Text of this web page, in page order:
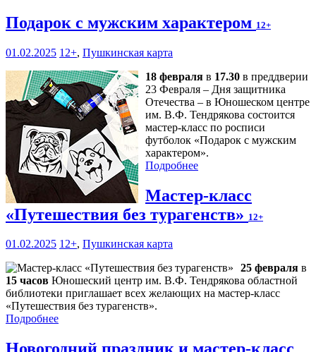
Подарок с мужским характером 12+
01.02.2025 12+, Пушкинская карта
18 февраля в 17.30 в преддверии
23 Февраля – Дня защитника
Отечества – в Юношеском центре
им. В.Ф. Тендрякова состоится
мастер-класс по росписи
футболок «Подарок с мужским
характером».
Подробнее
Мастер-класс
«Путешествия без турагенств» 12+
01.02.2025 12+, Пушкинская карта
25 февраля в
15 часов Юношеский центр им. В.Ф. Тендрякова областной
библиотеки приглашает всех желающих на мастер-класс
«Путешествия без турагенств».
Подробнее